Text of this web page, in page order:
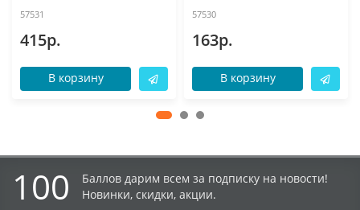
57531
415р.
В корзину
57530
163р.
В корзину
100
Баллов дарим всем за подписку на новости!
Новинки, скидки, акции.